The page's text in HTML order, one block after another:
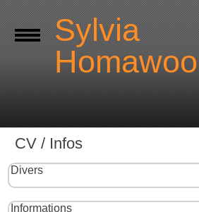
Sylvia
Homawoo
CV / Infos
Divers
Informations